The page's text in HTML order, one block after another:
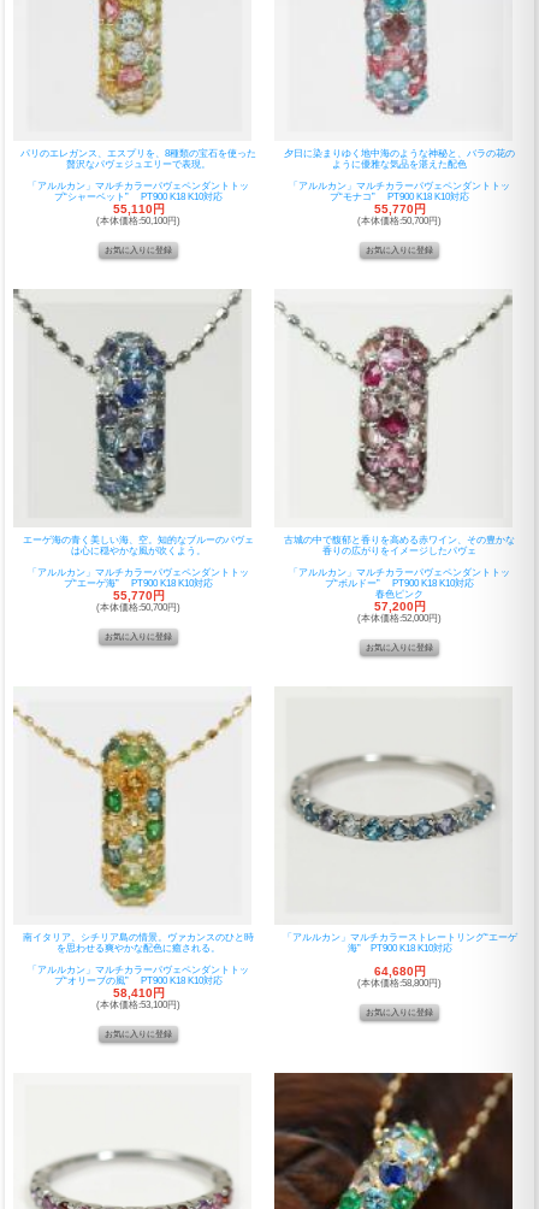
パリのエレガンス、エスプリを、8種類の宝石を使った
贅沢なパヴェジュエリーで表現。
「アルルカン」マルチカラーパヴェペンダントトッ
プ“シャーベット” PT900 K18 K10対応
55,110円
(本体価格:50,100円)
夕日に染まりゆく地中海のような神秘と、バラの花の
ように優雅な気品を湛えた配色
「アルルカン」マルチカラーパヴェペンダントトッ
プ“モナコ” PT900 K18 K10対応
55,770円
(本体価格:50,700円)
エーゲ海の青く美しい海、空。知的なブルーのパヴェ
は心に穏やかな風が吹くよう。
「アルルカン」マルチカラーパヴェペンダントトッ
プ“エーゲ海” PT900 K18 K10対応
55,770円
(本体価格:50,700円)
古城の中で馥郁と香りを高める赤ワイン、その豊かな
香りの広がりをイメージしたパヴェ
「アルルカン」マルチカラーパヴェペンダントトッ
プ“ボルドー” PT900 K18 K10対応
春色ピンク
57,200円
(本体価格:52,000円)
南イタリア、シチリア島の情景。ヴァカンスのひと時
を思わせる爽やかな配色に癒される。
「アルルカン」マルチカラーパヴェペンダントトッ
プ“オリーブの風” PT900 K18 K10対応
58,410円
(本体価格:53,100円)
「アルルカン」マルチカラーストレートリング“エーゲ
海” PT900 K18 K10対応
64,680円
(本体価格:58,800円)